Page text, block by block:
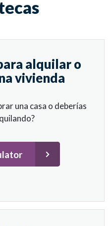
alquilar o
vivienda
una casa o deberías